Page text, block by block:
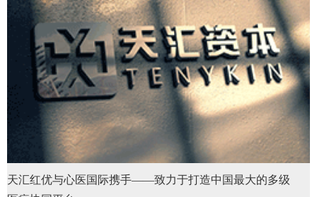
天汇红优与心医国际携手——致力于打造中国最大的多级